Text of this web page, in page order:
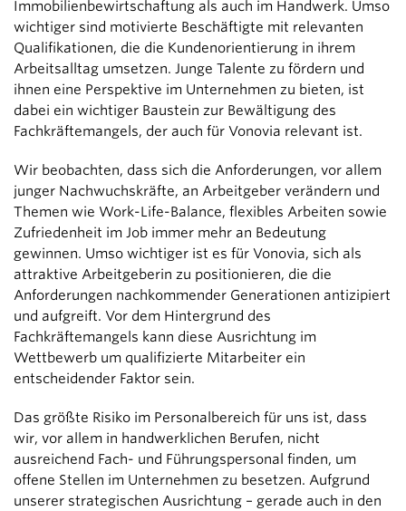
Immobilienbewirtschaftung als auch im Handwerk. Umso
wichtiger sind motivierte Beschäftigte mit relevanten
Qualifikationen, die die Kundenorientierung in ihrem
Arbeitsalltag umsetzen. Junge Talente zu fördern und
ihnen eine Perspektive im Unternehmen zu bieten, ist
dabei ein wichtiger Baustein zur Bewältigung des
Fachkräftemangels, der auch für Vonovia relevant ist.
Wir beobachten, dass sich die Anforderungen, vor allem
junger Nachwuchskräfte, an Arbeitgeber verändern und
Themen wie Work-Life-Balance, flexibles Arbeiten sowie
Zufriedenheit im Job immer mehr an Bedeutung
gewinnen. Umso wichtiger ist es für Vonovia, sich als
attraktive Arbeitgeberin zu positionieren, die die
Anforderungen nachkommender Generationen antizipiert
und aufgreift. Vor dem Hintergrund des
Fachkräftemangels kann diese Ausrichtung im
Wettbewerb um qualifizierte Mitarbeiter ein
entscheidender Faktor sein.
Das größte Risiko im Personalbereich für uns ist, dass
wir, vor allem in handwerklichen Berufen, nicht
ausreichend Fach- und Führungspersonal finden, um
offene Stellen im Unternehmen zu besetzen. Aufgrund
unserer strategischen Ausrichtung – gerade auch in den